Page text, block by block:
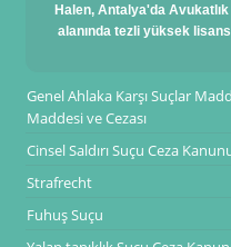
Halen, Antalya'da
alanında tezli yüksek
Genel Ahlaka Karşı Suçlar
Maddesi ve Cezası
Cinsel Saldırı Suçu Ceza
Strafrecht
Fuhuş Suçu